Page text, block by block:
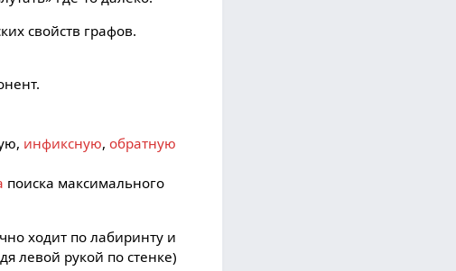
свойств графов.
инфиксную, обратную
поиска максимального
ходит по лабиринту и
левой рукой по стенке)